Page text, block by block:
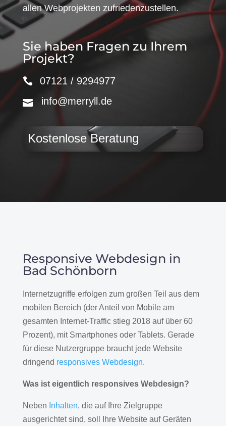
allen Webprojekten zufriedenzustellen.
Sie haben Fragen zu Ihrem
Projekt?
07121 / 9294977
info@merryll.de
Kostenlose Beratung
Responsive Webdesign in
Bad Schönborn
Internetzugriffe erfolgen zum großen Teil aus dem
mobilen Bereich (der Anteil von Mobile am
gesamten Internet-Traffic stieg 2018 auf über 60
Prozent), mit Smartphones oder Tablets. Gerade
für diese Nutzergruppe braucht jede Website
dringend responsives Webdesign.
Was ist eigentlich responsives Webdesign?
Neben Inhalten, die auf Ihre Zielgruppe
ausgerichtet sind, soll Ihre Website auf Geräten